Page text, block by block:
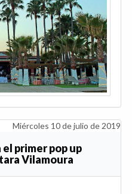
Miércoles 10 de julio de 2019
primer pop up
Vilamoura